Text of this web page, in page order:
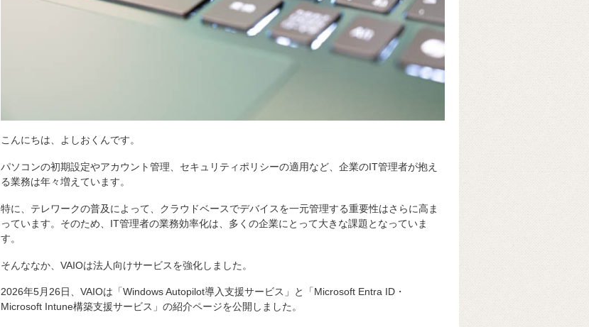
こんにちは、よしおくんです。
パソコンの初期設定やアカウント管理、セキュリティポリシーの適用など、企業のIT管理者が抱え
る業務は年々増えています。
特に、テレワークの普及によって、クラウドベースでデバイスを一元管理する重要性はさらに高ま
っています。そのため、IT管理者の業務効率化は、多くの企業にとって大きな課題となっていま
す。
そんななか、VAIOは法人向けサービスを強化しました。
2026年5月26日、VAIOは「Windows Autopilot導入支援サービス」と「Microsoft Entra ID・
Microsoft Intune構築支援サービス」の紹介ページを公開しました。